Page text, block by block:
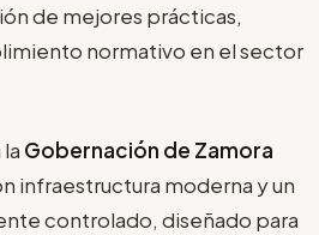
de mejores prácticas,
normativo en el sector
Gobernación de Zamora
infraestructura moderna y un
controlado, diseñado para